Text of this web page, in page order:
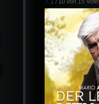
/ 10 von 15